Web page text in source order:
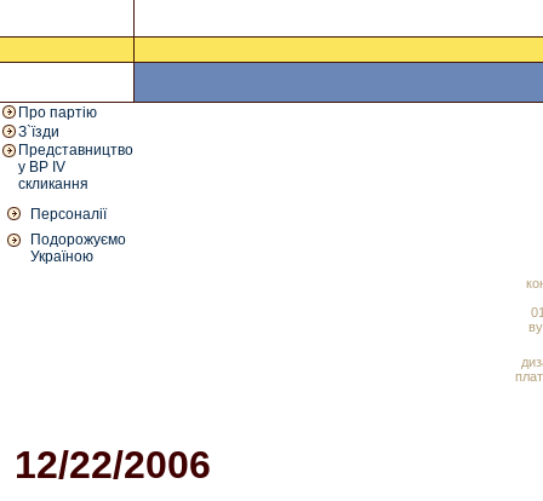
Про партію
З`їзди
Представництво
у ВР IV
скликання
Персоналії
Подорожуємо
Україною
12/22/2006